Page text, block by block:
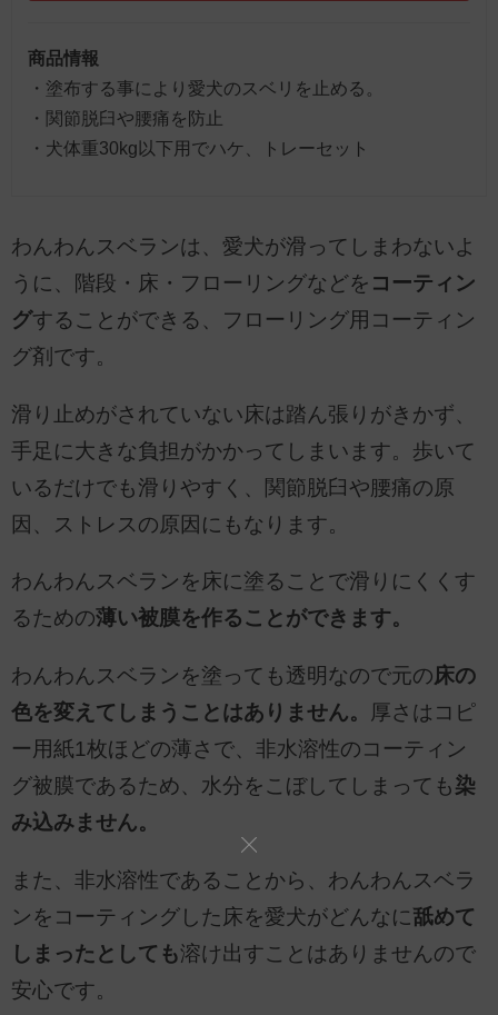
商品情報
・塗布する事により愛犬のスベリを止める。
・関節脱臼や腰痛を防止
・犬体重30kg以下用でハケ、トレーセット
わんわんスベランは、愛犬が滑ってしまわないよ
うに、階段・床・フローリングなどを コーティン
グすることができる、フローリング用コーティン
グ剤です。
滑り止めがされていない床は踏ん張りがきかず、
手足に大きな負担がかかってしまいます。歩いて
いるだけでも滑りやすく、関節脱臼や腰痛の原
因、ストレスの原因にもなります。
わんわんスベランを床に塗ることで滑りにくくす
るための薄い被膜を作ることができます。
わんわんスベランを塗っても透明なので元の床の
色を変えてしまうことはありません。 厚さはコピ
ー用紙1枚ほどの薄さで、非水溶性のコーティン
グ被膜であるため、水分をこぼしてしまっても染
み込みません。
また、非水溶性であることから、わんわんスベラ
ンをコーティングした床を愛犬がどんなに舐めて
しまったとしても溶け出すことはありませんので
安心です。